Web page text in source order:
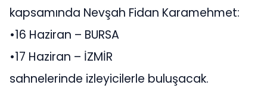
kapsamında Nevşah Fidan Karamehmet:
•16 Haziran – BURSA
•17 Haziran – İZMİR
sahnelerinde izleyicilerle buluşacak.